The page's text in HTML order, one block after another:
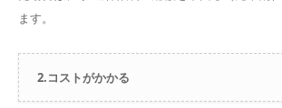
ます。
2.コストがかかる